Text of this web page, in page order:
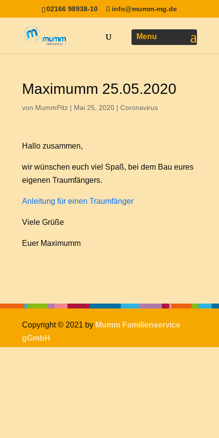
02166 98938-10 info@mumm-mg.de
Maximumm 25.05.2020
von MummPitz| Mai 25, 2020| Coronavirus
Hallo zusammen,
wir wünschen euch viel Spaß, bei dem Bau eures
eigenen Traumfängers.
Anleitung für einen Traumfänger
Viele Grüße
Euer Maximumm
Copyright © 2021 by Mumm Familienservice
gGmbH